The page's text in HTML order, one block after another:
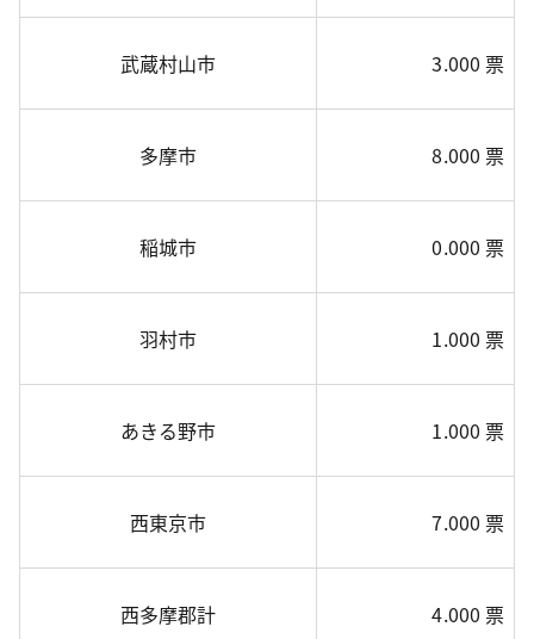
武蔵村山市 3.000 票
多摩市 8.000 票
稲城市 0.000 票
羽村市 1.000 票
あきる野市 1.000 票
西東京市 7.000 票
西多摩郡計 4.000 票